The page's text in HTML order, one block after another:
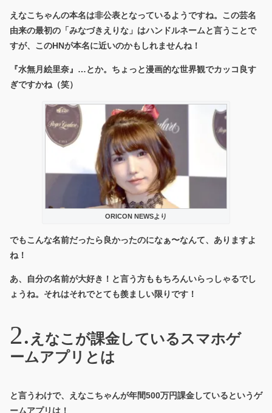
えなこちゃんの本名は非公表となっているようですね。この芸名
由来の最初の「みなづきえりな」はハンドルネームと言うことで
すが、このHNが本名に近いのかもしれませんね！
『水無月絵里奈』…とか。ちょっと漫画的な世界観でカッコ良す
ぎですかね（笑）
ORICON NEWSより
でもこんな名前だったら良かったのになぁ〜なんて、ありますよ
ね！
あ、自分の名前が大好き！と言う方ももちろんいらっしゃるでし
ょうね。それはそれでとても羨ましい限りです！
えなこが課金しているスマホゲ
ームアプリとは
と言うわけで、えなこちゃんが年間500万円課金しているというゲ
ームアプリは！